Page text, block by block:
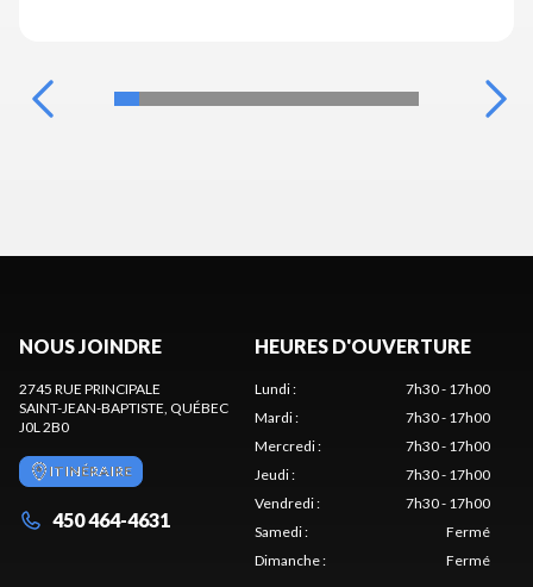
NOUS JOINDRE
2745 RUE PRINCIPALE
SAINT-JEAN-BAPTISTE , QUÉBEC
J0L 2B0
ITINÉRAIRE
450 464-4631
HEURES D'OUVERTURE
Lundi:
7h30 - 17h00
Mardi:
7h30 - 17h00
Mercredi:
7h30 - 17h00
Jeudi:
7h30 - 17h00
Vendredi:
7h30 - 17h00
Samedi:
Fermé
Dimanche: Fermé